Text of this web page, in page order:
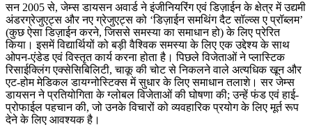
सन 2005 से, जेम्स डायसन अवार्ड ने इंजीनियरिंग एवं डिज़ाईन के क्षेत्र में उद्यमी
अंडरग्रेजुएट्स और नए ग्रेजुएट्स को ‘डिज़ाईन समथिंग दैट सॉल्व्स ए प्रॉब्लम’
(कुछ ऐसा डिज़ाईन करने, जिससे समस्या का समाधान हो) के लिए प्रेरित
किया। इसमें विद्यार्थियों को बड़ी वैश्विक समस्या के लिए एक उद्देश्य के साथ
ओपन-एंडेड एवं विस्तृत कार्य करना होता है। पिछले विजेताओं ने प्लास्टिक
रिसाईक्लिंग एक्सेसिबिलिटी, चाकू की चोट से निकलने वाले अत्यधिक खून और
एट-होम मेडिकल डायग्नोस्टिक्स में सुधार के लिए समाधान तलाशे। सर जेम्स
डायसन ने प्रतियोगिता के ग्लोबल विजेताओं की घोषणा की; उन्हें फंड एवं हाई-
प्रोफाईल पहचान की, जो उनके विचारों को व्यवहारिक प्रयोग के लिए मूर्त रूप
देने के लिए आवश्यक है।